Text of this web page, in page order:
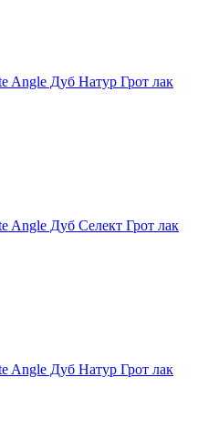
Angle Дуб Натур Грот лак
Angle Дуб Селект Грот лак
Angle Дуб Натур Грот лак